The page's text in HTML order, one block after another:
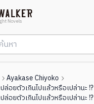
Novels
Ayakase Chiyoko
ล่อยตัวเกินไปแล้วหรือเปล่านะ !?
ล่อยตัวเกินไปแล้วหรือเปล่านะ !?